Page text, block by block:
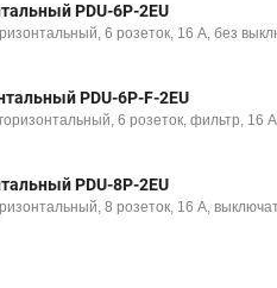
PDU-6P-2EU
6 розеток, 16 A, без
PDU-6P-F-2EU
6 розеток, фильтр, 16
PDU-8P-2EU
8 розеток, 16 A,